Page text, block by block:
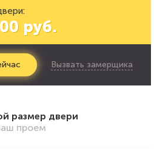
руб.
Вызвать замерщика
размер двери
проем